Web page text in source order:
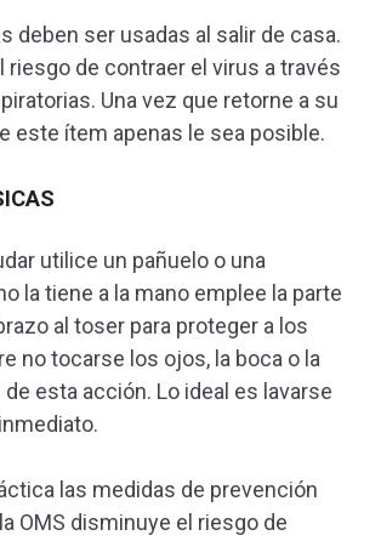
deben ser usadas al salir de casa.
riesgo de contraer el virus a través
Una vez que retorne a su
este ítem apenas le sea posible.
utilice un pañuelo o una
la tiene a la mano emplee la parte
al toser para proteger a los
no tocarse los ojos, la boca o la
esta acción. Lo ideal es lavarse
las medidas de prevención
OMS disminuye el riesgo de